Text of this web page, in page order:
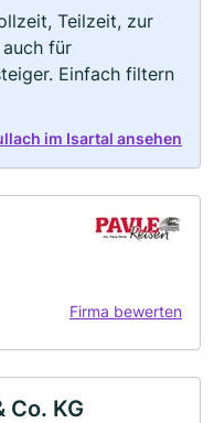
Teilzeit, zur
für
Einfach filtern
im Isartal ansehen
Firma bewerten
Co. KG